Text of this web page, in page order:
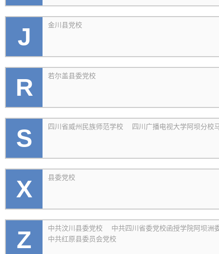
J 金川县党校
R 若尔盖县委党校
S 四川省威州民族师范学校 四川广播电视大学阿坝分校
X 县委党校
Z 中共汶川县委党校
中共四川省委党校函授学院阿坝洲
中共红原县委员会党校